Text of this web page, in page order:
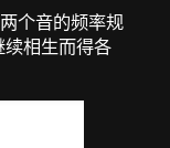
个音的频率规
续相生而得各